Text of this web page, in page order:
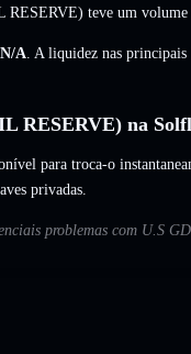
teve um volume
N/A . A liquidez nas
RESERVE) na
para troca-o
privadas.
problemas com U.S